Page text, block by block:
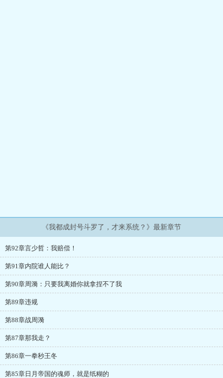
《我都成封号斗罗了，才来系统？》最新章节
第92章言少哲：我赔偿！
第91章内院谁人能比？
第90章周漪：只要我离婚你就拿捏不了我
第89章违规
第88章战周漪
第87章那我走？
第86章一拳秒王冬
第85章日月帝国的魂师，就是纸糊的